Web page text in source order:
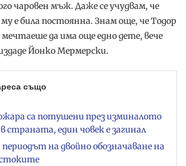
чаровен мъж. Даже се учудвам, че
е била постоянна. Знам още, че Тодор
мечтаеше да има още едно дете, вече
Йонко Мермерски.
също
са потушени през изминалото
страната, един човек е загинал
на двойно обозначаване на